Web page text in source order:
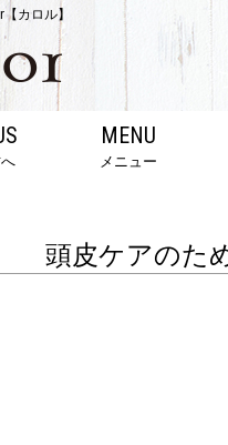
カロル】
MENU
メニュー
頭皮ケアのた